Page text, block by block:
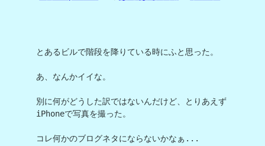
とあるビルで階段を降りている時にふと思った。
あ、なんかイイな。
別に何がどうした訳ではないんだけど、とりあえず
iPhoneで写真を撮った。
コレ何かのブログネタにならないかなぁ...